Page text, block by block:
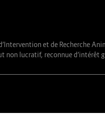
et de Recherche
non lucratif, reconnue d’intérêt